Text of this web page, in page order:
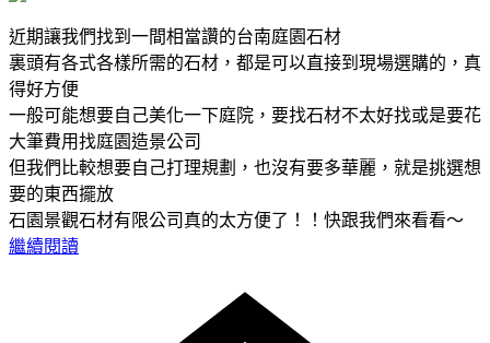
近期讓我們找到一間相當讚的台南庭園石材
裏頭有各式各樣所需的石材，都是可以直接到現場選購的，真
得好方便
一般可能想要自己美化一下庭院，要找石材不太好找或是要花
大筆費用找庭園造景公司
但我們比較想要自己打理規劃，也沒有要多華麗，就是挑選想
要的東西擺放
石園景觀石材有限公司真的太方便了！！快跟我們來看看～
繼續閱讀